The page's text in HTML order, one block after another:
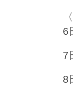
6
7
8